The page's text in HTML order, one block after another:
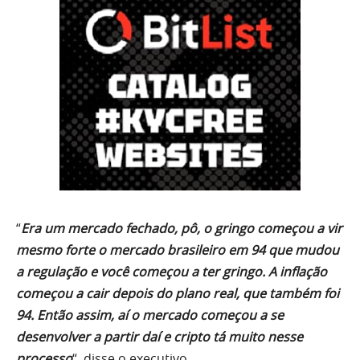
“Era um mercado fechado, pô, o gringo começou a vir
mesmo forte o mercado brasileiro em 94 que mudou
a regulação e você começou a ter gringo. A inflação
começou a cair depois do plano real, que também foi
94. Então assim, aí o mercado começou a se
desenvolver a partir daí e cripto tá muito nesse